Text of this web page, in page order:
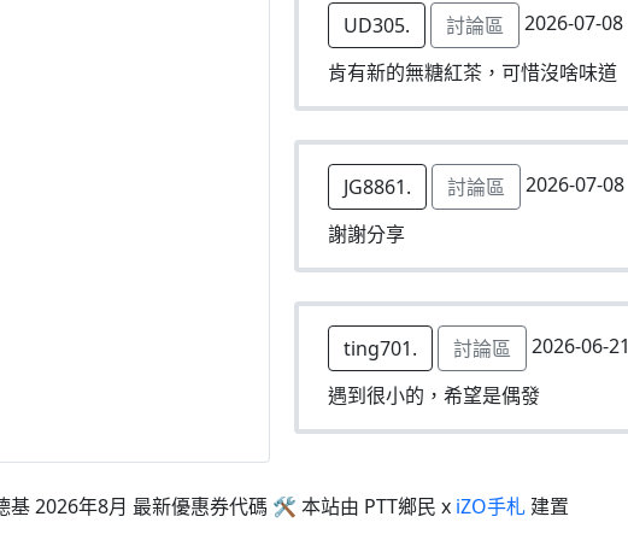
UD305. 討論區
2026-07-08
肯有新的無糖紅茶，可惜沒啥味道
JG8861. 討論區
2026-07-08
謝謝分享
ting701. 討論區
2026-06-21
遇到很小的，希望是偶發
基 2026年8月 最新優惠券代碼 🛠 本站由 PTT鄉民 x iZO手札建置